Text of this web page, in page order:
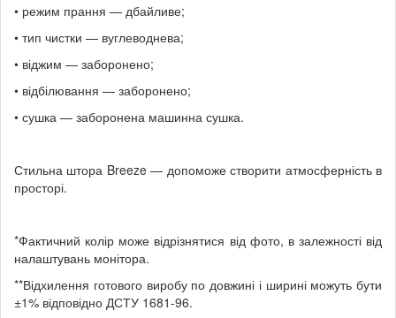
• режим прання — дбайливе;
• тип чистки — вуглеводнева;
• віджим — заборонено;
• відбілювання — заборонено;
• сушка — заборонена машинна сушка.
Стильна штора Breeze — допоможе створити атмосферність в
просторі.
*Фактичний колір може відрізнятися від фото, в залежності від
налаштувань монітора.
**Відхилення готового виробу по довжині і ширині можуть бути
±1% відповідно ДСТУ 1681-96.